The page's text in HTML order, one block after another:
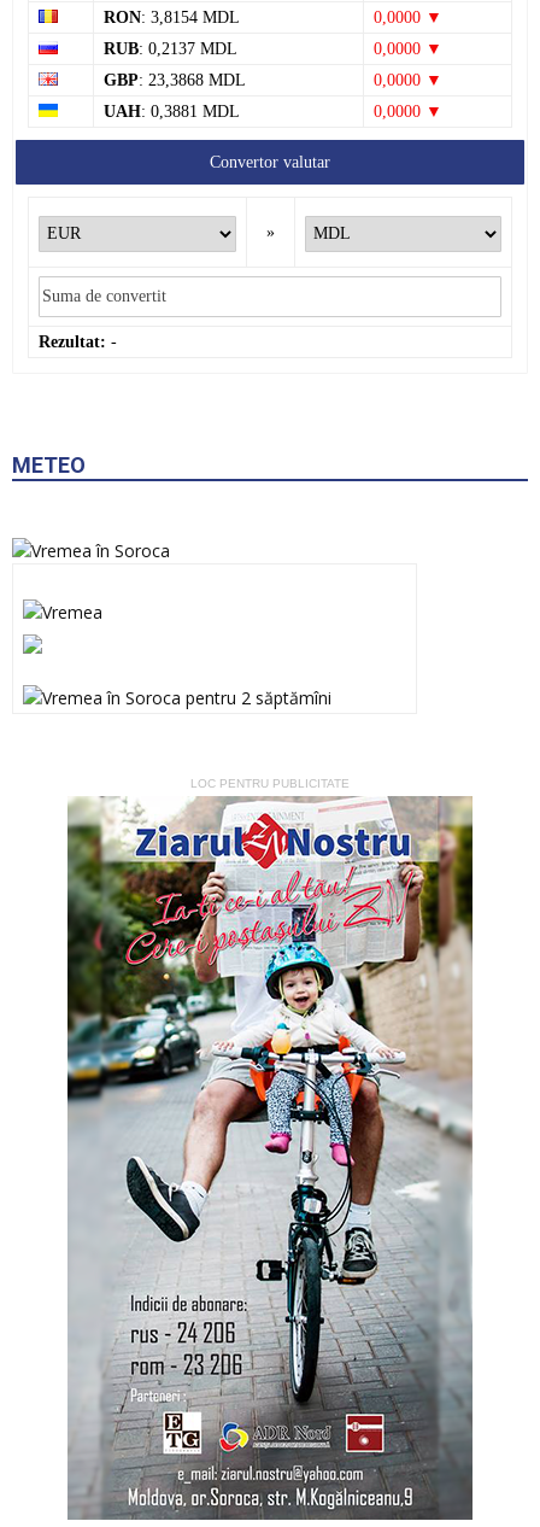
RON: 3,8154 MDL
0,0000 ▼
RUB: 0,2137 MDL
0,0000 ▼
GBP: 23,3868 MDL
0,0000 ▼
UAH: 0,3881 MDL 0,0000 ▼
Convertor valutar
»
Rezultat: -
METEO
LOC PENTRU PUBLICITATE